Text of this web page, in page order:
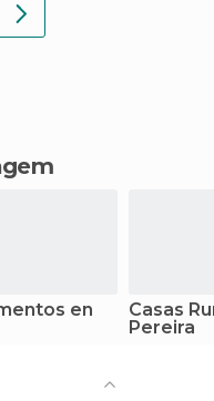
en
Casas
Pereira